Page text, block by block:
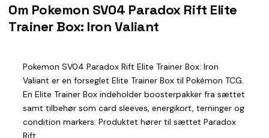
Om Pokemon SV04 Paradox Rift Elite
Trainer Box: Iron Valiant
Pokemon SV04 Paradox Rift Elite Trainer Box: Iron
Valiant er en forseglet Elite Trainer Box til Pokémon TCG.
En Elite Trainer Box indeholder boosterpakker fra sættet
samt tilbehør som card sleeves, energikort, terninger og
condition markers. Produktet hører til sættet Paradox
Rift.